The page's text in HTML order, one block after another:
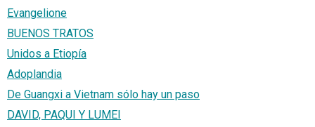
Evangelione
BUENOS TRATOS
Unidos a Etiopía
Adoplandia
De Guangxi a Vietnam sólo hay un paso
DAVID, PAQUI Y LUMEI